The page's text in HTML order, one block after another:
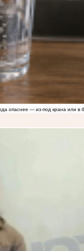
опаснее — из-под крана или в